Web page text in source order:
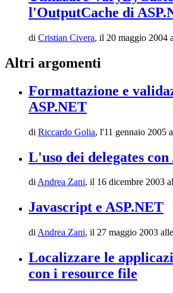
l'OutputCache di
di Cristian Civera, il 20 maggio 2004
Altri argomenti
Formattazione e
ASP.NET
di Riccardo Golia, l'11 gennaio 2005
L'uso dei delegates
diAndrea Zani, il 16 dicembre 2003
Javascript e ASP.NET
di Andrea Zani, il 27 maggio 2003
Localizzare le
con i resource file